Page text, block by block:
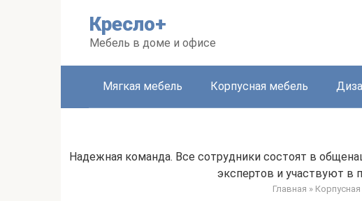
Кресло+
Мебель в доме и офисе
Мягкая мебель Корпусная мебель
Надежная команда. Все сотрудники состоят в
экспертов и участвуют в
Главная »